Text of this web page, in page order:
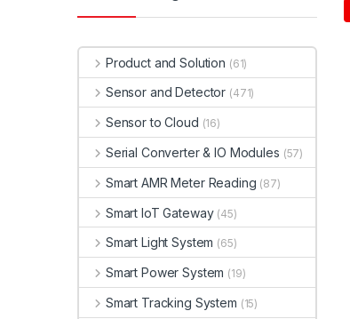
Product and Solution (61)
Sensor and Detector (471)
Sensor to Cloud (16)
Serial Converter & IO Modules (57)
Smart AMR Meter Reading (87)
Smart IoT Gateway (45)
Smart Light System (65)
Smart Power System (19)
Smart Tracking System (15)